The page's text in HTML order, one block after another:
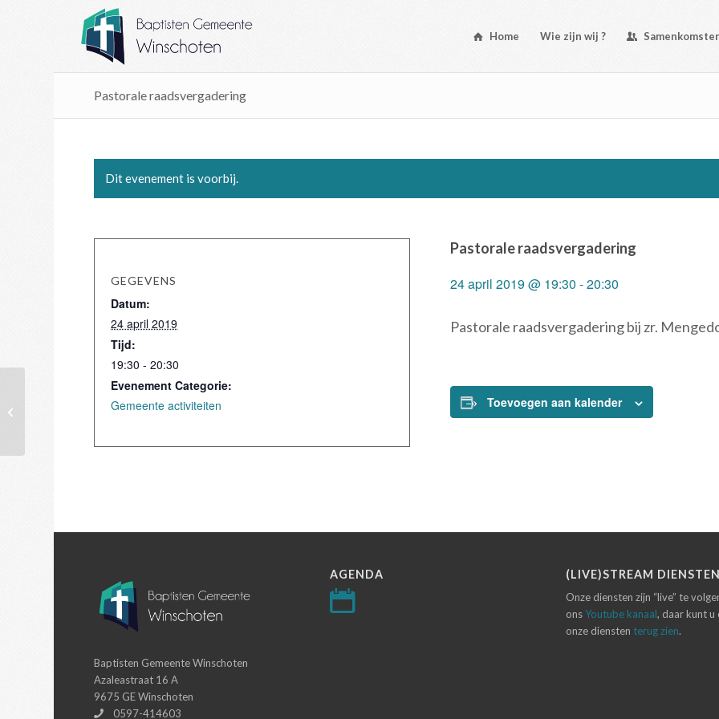
Home Wie zijn wij ?
Pastorale raadsvergadering
Dit evenement is voorbij.
Pastorale raadsvergadering
24 april 2019 @ 19:30 -20:30
Pastorale raadsvergadering bij zr.
Toevoegen aan kalender
GEGEVENS
Datum:
24 april 2019
Tijd:
19:30 - 20:30
Evenement Categorie:
Gemeente activiteiten
Baptisten Gemeente Winschoten
Azaleastraat 16 A
9675 GE Winschoten
0597-414603
AGENDA (LIVE)STREAM DIENSTEN
Onze diensten zijn “live” te
onsYoutube kanaal, daar kunt u
onze diensten terug zien.